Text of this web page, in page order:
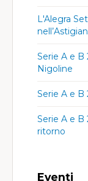
L'Alegra
Serie A e
Nigoline
Serie A e B
Serie A e
ritorno
Eventi